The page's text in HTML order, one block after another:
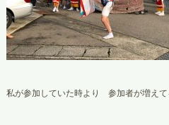
私が参加していた時より 参加者が増えて